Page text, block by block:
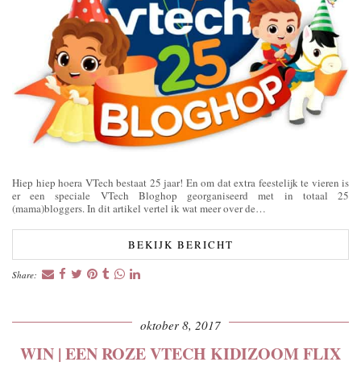
Hiep hiep hoera VTech bestaat 25 jaar! En om dat extra feestelijk te vieren is
er een speciale VTech Bloghop georganiseerd met in totaal 25
(mama)bloggers. In dit artikel vertel ik wat meer over de…
BEKIJK BERICHT
Share:
oktober 8, 2017
WIN | EEN ROZE VTECH KIDIZOOM FLIX